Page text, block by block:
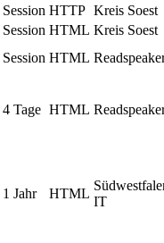
Session HTTP Kreis Soest
Session HTML Kreis Soest
Session HTML
4 Tage HTML
1 Jahr HTML
IT